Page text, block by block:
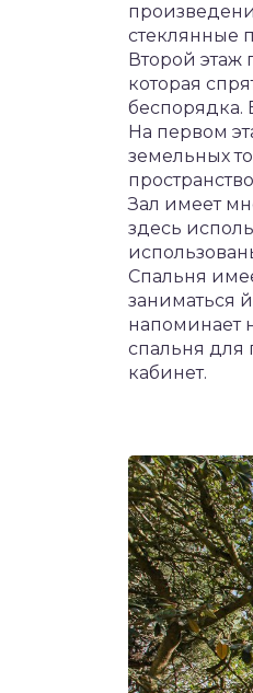
стеклянные
Второй этаж
которая
беспорядка.
На первом
земельных
Зал имеет
здесь
Спальня
заниматься
напоминает
спальня для
кабинет.